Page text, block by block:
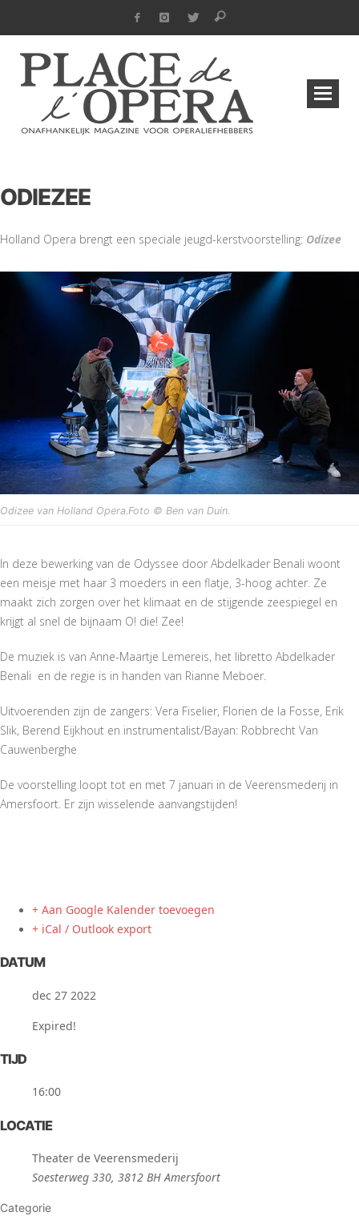
ODIEZEE
Holland Opera brengt een speciale jeugd-kerstvoorstelling: Odizee
Odizee van Holland Opera.Foto © Ben van Duin.
In deze bewerking van de Odyssee door Abdelkader Benali woont
een meisje met haar 3 moeders in een flatje, 3-hoog achter. Ze
maakt zich zorgen over het klimaat en de stijgende zeespiegel en
krijgt al snel de bijnaam O! die! Zee!
De muziek is van Anne-Maartje Lemereis, het libretto Abdelkader
Benali en de regie is in handen van Rianne Meboer.
Uitvoerenden zijn de zangers: Vera Fiselier, Florien de la Fosse, Erik
Slik, Berend Eijkhout en instrumentalist/Bayan: Robbrecht Van
Cauwenberghe
De voorstelling loopt tot en met 7 januari in de Veerensmederij in
Amersfoort. Er zijn wisselende aanvangstijden!
+ Aan Google Kalender toevoegen
+ iCal / Outlook export
DATUM
dec 27 2022
Expired!
TIJD
16:00
LOCATIE
Theater de Veerensmederij
Soesterweg 330, 3812 BH Amersfoort
Categorie